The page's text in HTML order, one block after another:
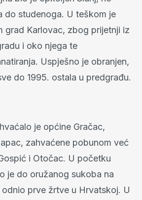
do studenoga. U teškom je
grad Karlovac, zbog prijetnji iz
i oko njega te
Uspješno je obranjen,
do 1995. ostala u predgrađu.
je općine Gračac,
zahvaćene pobunom već
i Otočac. U početku
je do oružanog sukoba na
prve žrtve u Hrvatskoj. U